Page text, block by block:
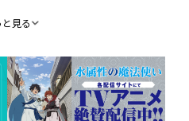
人間」
冒険譚、コミカライズ
見る